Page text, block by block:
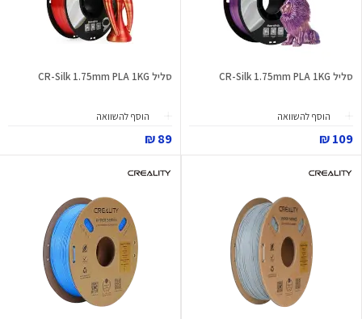
סליל CR-Silk 1.75mm PLA 1KG
הוסף להשוואה
109 ₪
סליל CR-Silk 1.75mm PLA 1KG
הוסף להשוואה
89 ₪